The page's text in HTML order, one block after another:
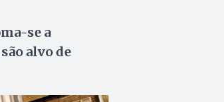
se a
alvo de